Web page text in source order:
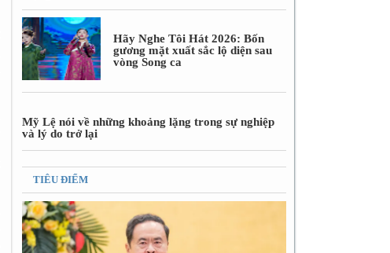
Hãy Nghe Tôi Hát 2026: Bốn
gương mặt xuất sắc lộ diện sau
vòng Song ca
Mỹ Lệ nói về những khoảng lặng trong sự nghiệp
và lý do trở lại
TIÊU ĐIỂM